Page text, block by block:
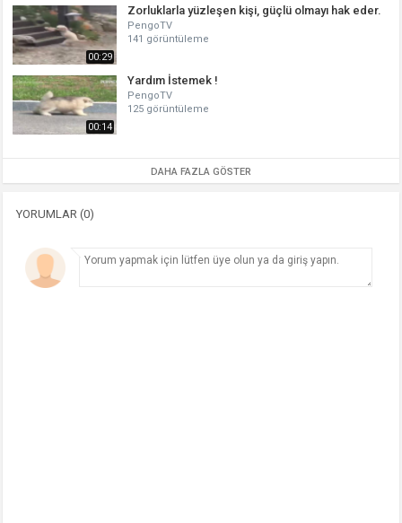
00:29
Zorluklarla yüzleşen kişi, güçlü olmayı hak eder.
PengoTV
141 görüntüleme
00:14
Yardım İstemek !
PengoTV
125 görüntüleme
DAHA FAZLA GÖSTER
YORUMLAR (0)